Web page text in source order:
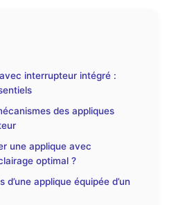
interrupteur intégré :
des appliques
une applique avec
optimal ?
applique équipée d’un